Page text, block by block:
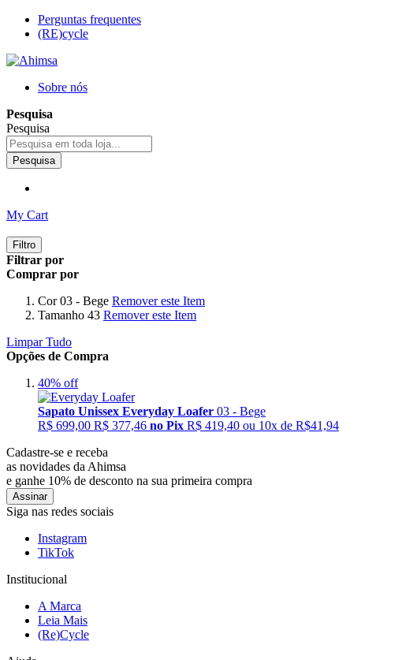
Perguntas frequentes
(RE)cycle
Sobre nós
Pesquisa
Pesquisa
Pesquisa
My Cart
Filtro
Filtrar por
Comprar por
Cor 03 - Bege Remover este Item
Tamanho 43 Remover este Item
Limpar Tudo
Opções de Compra
40% off
Sapato Unissex Everyday Loafer 03 - Bege
R$ 699,00 R$ 377,46 no Pix R$ 419,40 ou 10x de R$41,94
Cadastre-se e receba
as novidades da Ahimsa
e ganhe 10% de desconto na sua primeira compra
Assinar
Siga nas redes sociais
Instagram
TikTok
Institucional
A Marca
Leia Mais
(Re)Cycle